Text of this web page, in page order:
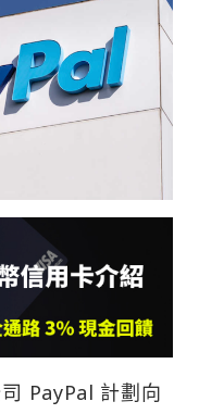
PayPal 計劃向